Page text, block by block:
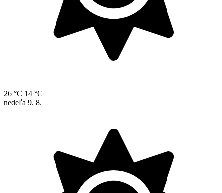
26 °C 14 °C
nedeľa 9. 8.